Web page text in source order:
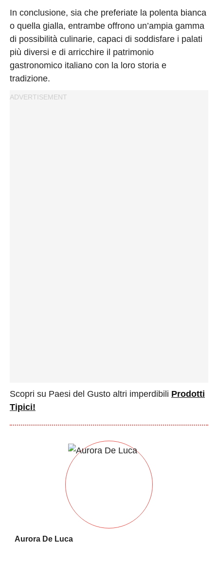
In conclusione, sia che preferiate la polenta bianca
o quella gialla, entrambe offrono un’ampia gamma
di possibilità culinarie, capaci di soddisfare i palati
più diversi e di arricchire il patrimonio
gastronomico italiano con la loro storia e
tradizione.
Scopri su Paesi del Gusto altri imperdibili Prodotti
Tipici!
Aurora De Luca